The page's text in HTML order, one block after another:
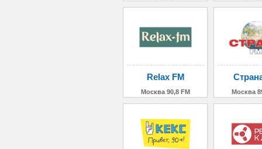
Relax FM
Москва 90,8 FM Москва